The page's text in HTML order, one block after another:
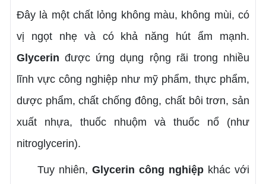
Đây là một chất lỏng không màu, không mùi, có
vị ngọt nhẹ và có khả năng hút ẩm mạnh.
Glycerin được ứng dụng rộng rãi trong nhiều
lĩnh vực công nghiệp như mỹ phẩm, thực phẩm,
dược phẩm, chất chống đông, chất bôi trơn, sản
xuất nhựa, thuốc nhuộm và thuốc nổ (như
nitroglycerin).
Tuy nhiên,Glycerin công nghiệp khác với